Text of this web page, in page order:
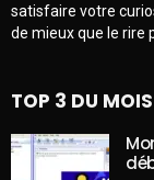
satisfaire votre
de mieux que le rire
TOP 3 DU MOIS